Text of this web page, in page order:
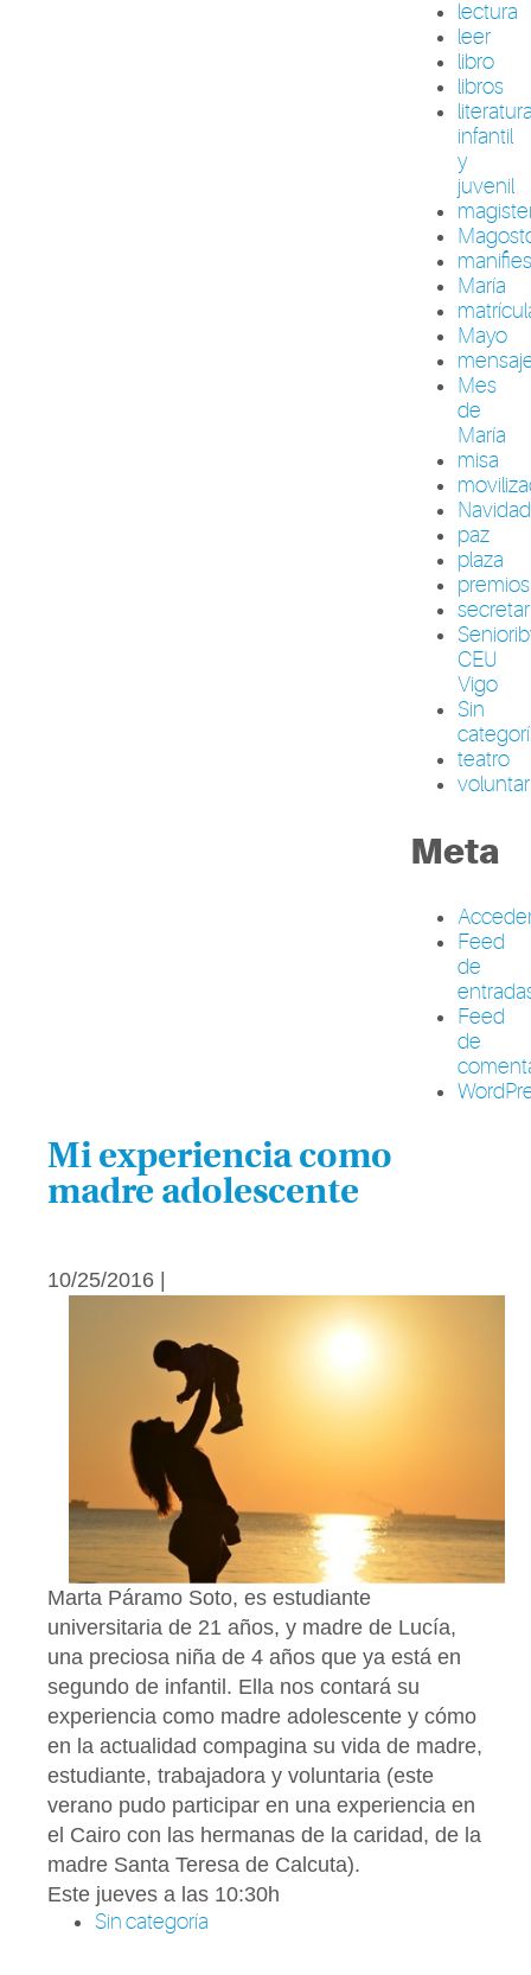
lectura
leer
libro
libros
infantil
y
juvenil
María
Mayo
Mes
de
María
misa
Navidad
paz
plaza
premios
CEU
Vigo
Sin
teatro
Meta
Feed
de
Feed
de
Mi experiencia como
madre adolescente
10/25/2016 |
Marta Páramo Soto, es estudiante
universitaria de 21 años, y madre de Lucía,
una preciosa niña de 4 años que ya está en
segundo de infantil. Ella nos contará su
experiencia como madre adolescente y cómo
en la actualidad compagina su vida de madre,
estudiante, trabajadora y voluntaria (este
verano pudo participar en una experiencia en
el Cairo con las hermanas de la caridad, de la
madre Santa Teresa de Calcuta).
Este jueves a las 10:30h
Sin categoría